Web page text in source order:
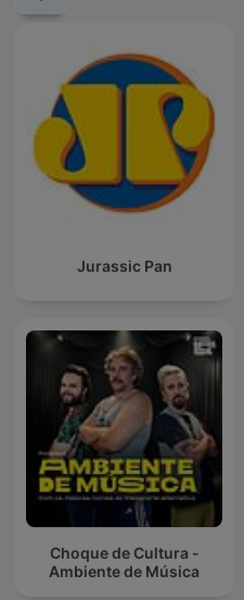
Jurassic Pan
Choque de Cultura -
Ambiente de Música